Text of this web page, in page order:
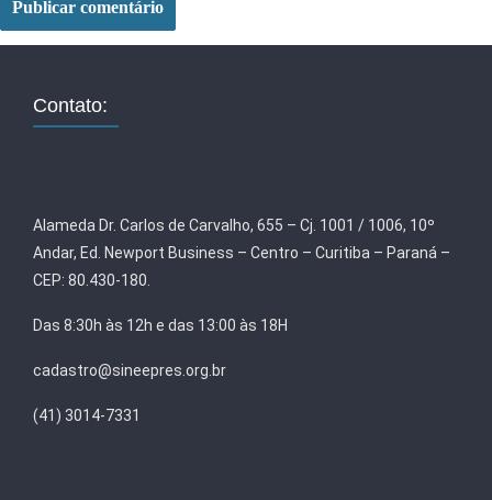
Contato:
Alameda Dr. Carlos de Carvalho, 655 – Cj. 1001 / 1006, 10º
Andar, Ed. Newport Business – Centro – Curitiba – Paraná –
CEP: 80.430-180.
Das 8:30h às 12h e das 13:00 às 18H
cadastro@sineepres.org.br
(41) 3014-7331